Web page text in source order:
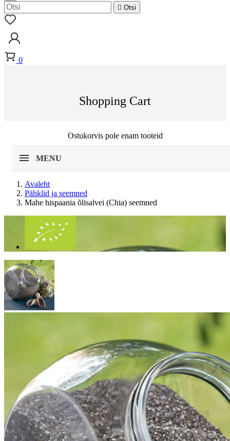
 Otsi
0
Shopping Cart
Ostukorvis pole enam tooteid
MENU
Avaleht
Pähklid ja seemned
Mahe hispaania õlisalvei (Chia) seemned